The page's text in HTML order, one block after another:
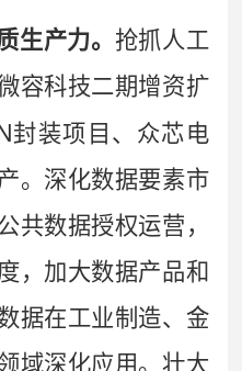
生产力。 抢抓人工
容科技二期增资扩
封装项目、众芯电
。 深化数据要素市
共数据授权运营，
，加大数据产品和
据在工业制造、金
域深化应用。 壮大